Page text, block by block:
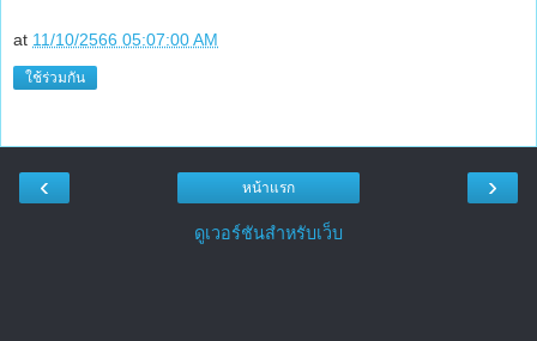
at 11/10/2566 05:07:00 AM
ใช้ร่วมกัน
‹ ›
หน้าแรก
ดูเวอร์ชันสำหรับเว็บ